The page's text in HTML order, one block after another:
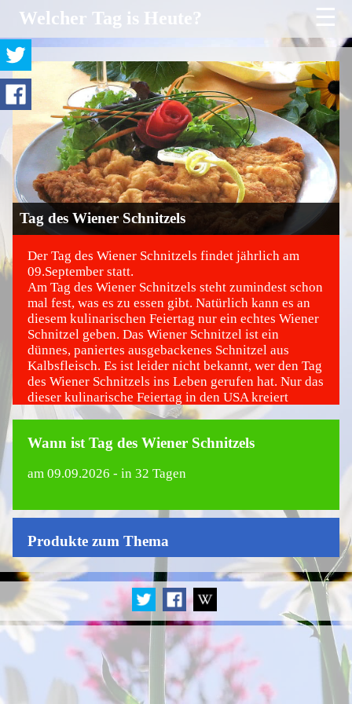
Welcher Tag is Heute? ☰
Tag des Wiener Schnitzels
©
Der Tag des Wiener Schnitzels findet jährlich am
09.September statt.
Am Tag des Wiener Schnitzels steht zumindest schon
mal fest, was es zu essen gibt. Natürlich kann es an
diesem kulinarischen Feiertag nur ein echtes Wiener
Schnitzel geben. Das Wiener Schnitzel ist ein
dünnes, paniertes ausgebackenes Schnitzel aus
Kalbsfleisch. Es ist leider nicht bekannt, wer den Tag
des Wiener Schnitzels ins Leben gerufen hat. Nur das
dieser kulinarische Feiertag in den USA kreiert
wurde.
Wann ist Tag des Wiener Schnitzels
am 09.09.2026 - in 32 Tagen
Produkte zum Thema